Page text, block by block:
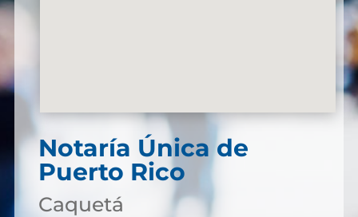
Notaría Única de
Puerto Rico
Caquetá